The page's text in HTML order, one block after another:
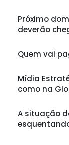
Próximo
deverão
Quem vai
Mídia
como na
A situação